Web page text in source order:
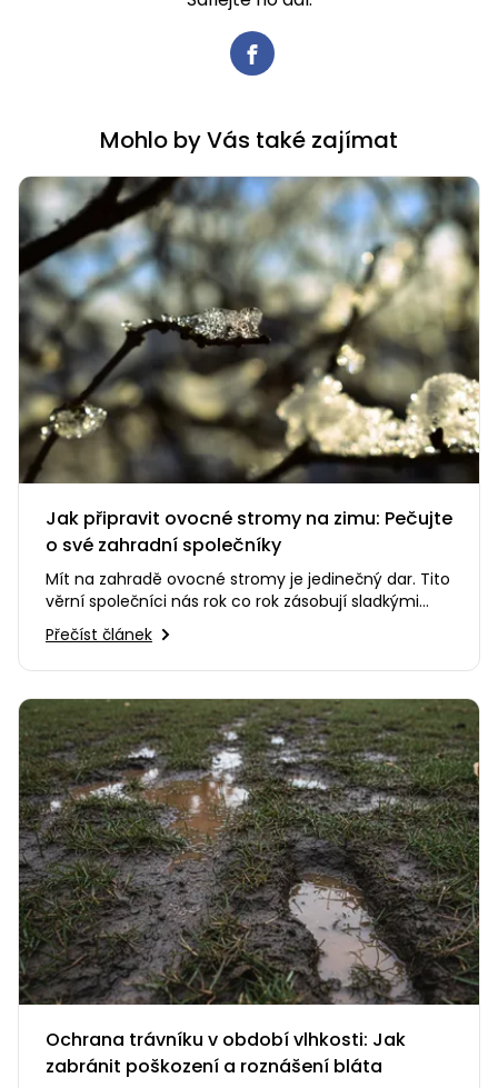
Mohlo by Vás také zajímat
Jak připravit ovocné stromy na zimu: Pečujte
o své zahradní společníky
Mít na zahradě ovocné stromy je jedinečný dar. Tito
věrní společníci nás rok co rok zásobují sladkými
plody, dávají…
Přečíst článek
Ochrana trávníku v období vlhkosti: Jak
zabránit poškození a roznášení bláta